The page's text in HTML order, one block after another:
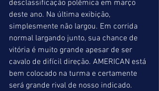
desclassificação polêmica em março
deste ano. Na última exibição,
simplesmente não largou. Em corrida
normal largando junto, sua chance de
vitória é muito grande apesar de ser
cavalo de difícil direção. AMERICAN está
bem colocado na turma e certamente
será grande rival de nosso indicado.